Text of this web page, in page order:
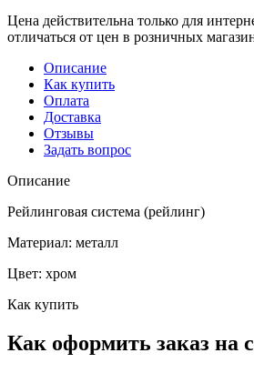
Цена действительна только для
отличаться от цен в розничных
Описание
Как купить
Оплата
Доставка
Отзывы
Задать вопрос
Описание
Рейлинговая система (рейлинг)
Материал: металл
Цвет: хром
Как купить
Как оформить заказ на